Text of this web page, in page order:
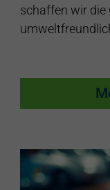
schaffen wir die